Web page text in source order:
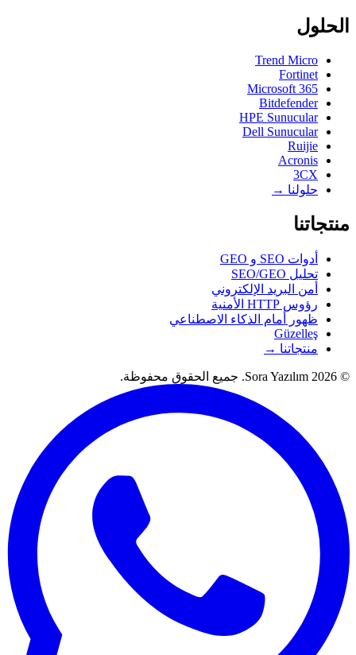
الحلول
Trend Micro
Fortinet
Microsoft 365
Bitdefender
HPE Sunucular
Dell Sunucular
Ruijie
Acronis
3CX
حلولنا →
منتجاتنا
أدوات SEO و GEO
تحليل SEO/GEO
أمن البريد الإلكتروني
رؤوس HTTP الأمنية
ظهور أمام الذكاء الاصطناعي
Güzelleş
منتجاتنا →
© 2026 Sora Yazılım. جميع الحقوق محفوظة.